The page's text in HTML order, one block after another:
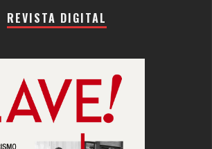
REVISTA DIGITAL